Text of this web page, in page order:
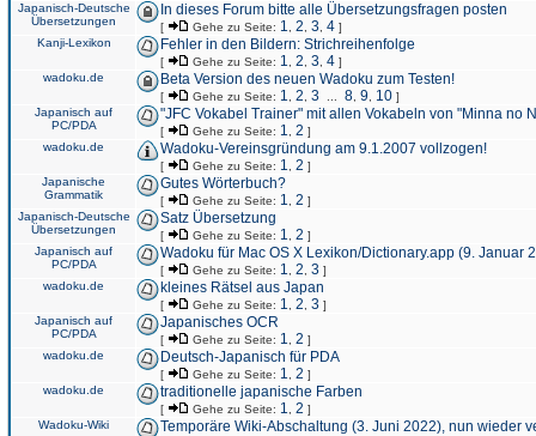
Japanisch-Deutsche
Übersetzungen
In dieses Forum bitte alle Übersetzungsfragen posten
[ Gehe zu Seite: 1 2 3 4 ]
Kanji-Lexikon
Fehler in den Bildern: Strichreihenfolge
[ Gehe zu Seite: 1 2 3 4 ]
wadoku.de
Beta Version des neuen Wadoku zum Testen!
[ Gehe zu Seite: 1 2 3 8 9 10 ]
Japanisch auf
PC/PDA
"JFC Vokabel Trainer" mit allen Vokabeln von "Minna no
[ Gehe zu Seite: 1 2 ]
wadoku.de
Wadoku-Vereinsgründung am 9.1.2007 vollzogen!
[ Gehe zu Seite: 1 2 ]
Japanische
Grammatik
Gutes Wörterbuch?
[ Gehe zu Seite: 1 2 ]
Japanisch-Deutsche
Übersetzungen
Satz Übersetzung
[ Gehe zu Seite: 1 2 ]
Japanisch auf
PC/PDA
Wadoku für Mac OS X Lexikon/Dictionary.app (9. Januar
[ Gehe zu Seite: 1 2 3 ]
wadoku.de
kleines Rätsel aus Japan
[ Gehe zu Seite: 1 2 3 ]
Japanisch auf
PC/PDA
Japanisches OCR
[ Gehe zu Seite: 1 2 ]
wadoku.de
Deutsch-Japanisch für PDA
[ Gehe zu Seite: 1 2 ]
wadoku.de
traditionelle japanische Farben
[ Gehe zu Seite: 1 2 ]
Wadoku-Wiki
Temporäre Wiki-Abschaltung (3. Juni 2022), nun wieder